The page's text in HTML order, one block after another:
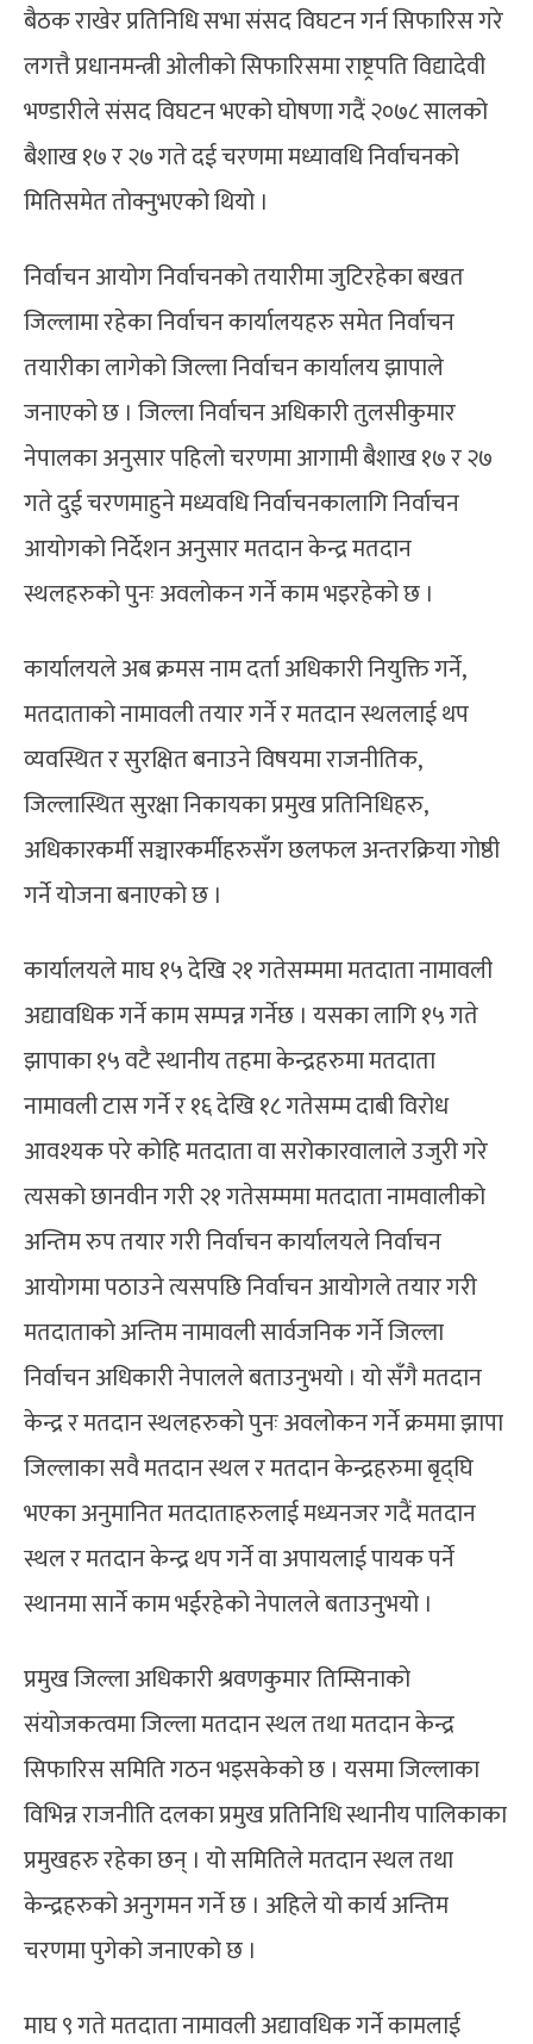
बैठक राखेर प्रतिनिधि सभा संसद विघटन गर्न सिफारिस गरे
लगत्तै प्रधानमन्त्री ओलीको सिफारिसमा राष्ट्रपति विद्यादेवी
भण्डारीले संसद विघटन भएको घोषणा गदैं २०७८ सालको
बैशाख १७ र २७ गते दई चरणमा मध्यावधि निर्वाचनको
मितिसमेत तोक्नुभएको थियो ।
निर्वाचन आयोग निर्वाचनको तयारीमा जुटिरहेका बखत
जिल्लामा रहेका निर्वाचन कार्यालयहरु समेत निर्वाचन
तयारीका लागेको जिल्ला निर्वाचन कार्यालय झापाले
जनाएको छ । जिल्ला निर्वाचन अधिकारी तुलसीकुमार
नेपालका अनुसार पहिलो चरणमा आगामी बैशाख १७ र २७
गते दुई चरणमाहुने मध्यवधि निर्वाचनकालागि निर्वाचन
आयोगको निर्देशन अनुसार मतदान केन्द्र मतदान
स्थलहरुको पुनः अवलोकन गर्ने काम भइरहेको छ ।
कार्यालयले अब क्रमस नाम दर्ता अधिकारी नियुक्ति गर्ने,
मतदाताको नामावली तयार गर्ने र मतदान स्थललाई थप
व्यवस्थित र सुरक्षित बनाउने विषयमा राजनीतिक,
जिल्लास्थित सुरक्षा निकायका प्रमुख प्रतिनिधिहरु,
अधिकारकर्मी सञ्चारकर्मीहरुसँग छलफल अन्तरक्रिया गोष्ठी
गर्ने योजना बनाएको छ ।
कार्यालयले माघ १५ देखि २१ गतेसम्ममा मतदाता नामावली
अद्यावधिक गर्ने काम सम्पन्न गर्नेछ । यसका लागि १५ गते
झापाका १५ वटै स्थानीय तहमा केन्द्रहरुमा मतदाता
नामावली टास गर्ने र १६ देखि १८ गतेसम्म दाबी विरोध
आवश्यक परे कोहि मतदाता वा सरोकारवालाले उजुरी गरे
त्यसको छानवीन गरी २१ गतेसम्ममा मतदाता नामवालीको
अन्तिम रुप तयार गरी निर्वाचन कार्यालयले निर्वाचन
आयोगमा पठाउने त्यसपछि निर्वाचन आयोगले तयार गरी
मतदाताको अन्तिम नामावली सार्वजनिक गर्ने जिल्ला
निर्वाचन अधिकारी नेपालले बताउनुभयो । यो सँगै मतदान
केन्द्र र मतदान स्थलहरुको पुनः अवलोकन गर्ने क्रममा झापा
जिल्लाका सवै मतदान स्थल र मतदान केन्द्रहरुमा बृद्घि
भएका अनुमानित मतदाताहरुलाई मध्यनजर गदैं मतदान
स्थल र मतदान केन्द्र थप गर्ने वा अपायलाई पायक पर्ने
स्थानमा सार्ने काम भईरहेको नेपालले बताउनुभयो ।
प्रमुख जिल्ला अधिकारी श्रवणकुमार तिम्सिनाको
संयोजकत्वमा जिल्ला मतदान स्थल तथा मतदान केन्द्र
सिफारिस समिति गठन भइसकेको छ । यसमा जिल्लाका
विभिन्न राजनीति दलका प्रमुख प्रतिनिधि स्थानीय पालिकाका
प्रमुखहरु रहेका छन् । यो समितिले मतदान स्थल तथा
केन्द्रहरुको अनुगमन गर्ने छ । अहिले यो कार्य अन्तिम
चरणमा पुगेको जनाएको छ ।
माघ ९ गते मतदाता नामावली अद्यावधिक गर्ने कामलाई